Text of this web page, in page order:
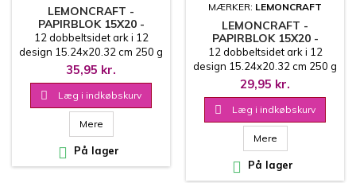
LEMONCRAFT -
PAPIRBLOK 15X20 -
SWEETNESS - BASIC
12 dobbeltsidet ark i 12
design 15.24x20.32 cm 250 g
35,95 kr.
 Læg i indkøbskurv
Mere
 På lager
MÆRKER: LEMONCRAFT
LEMONCRAFT -
PAPIRBLOK 15X20 -
SWEETNESS - ELEMENTS
12 dobbeltsidet ark i 12
design 15.24x20.32 cm 250 g
29,95 kr.
 Læg i indkøbskurv
Mere
 På lager